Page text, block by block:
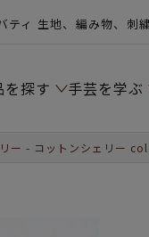
ティ 生地、編み物、刺
を探す 手芸を学ぶ
ー コットンシェリー